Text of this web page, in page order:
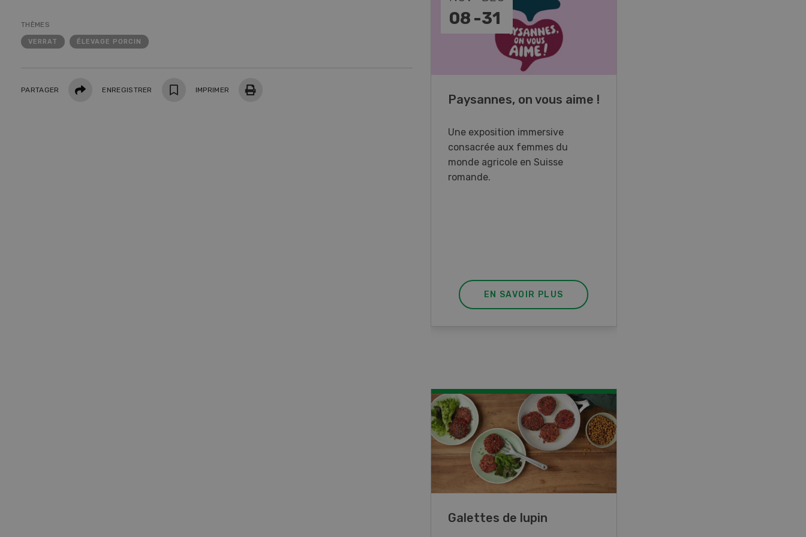
THÈMES
VERRAT ÉLEVAGE PORCIN
PARTAGER PartagerENREGISTRER IMPRIMER
Demo Days 2026
08 -31
Paysannes, on vous aime !
Une exposition immersive
consacrée aux femmes du
monde agricole en Suisse
romande.
EN SAVOIR PLUS
Galettes de lupin